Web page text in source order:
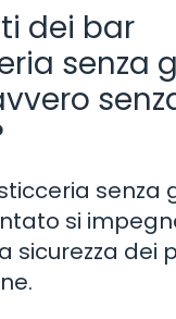
dei bar
senza
senza
si
sicurezza dei